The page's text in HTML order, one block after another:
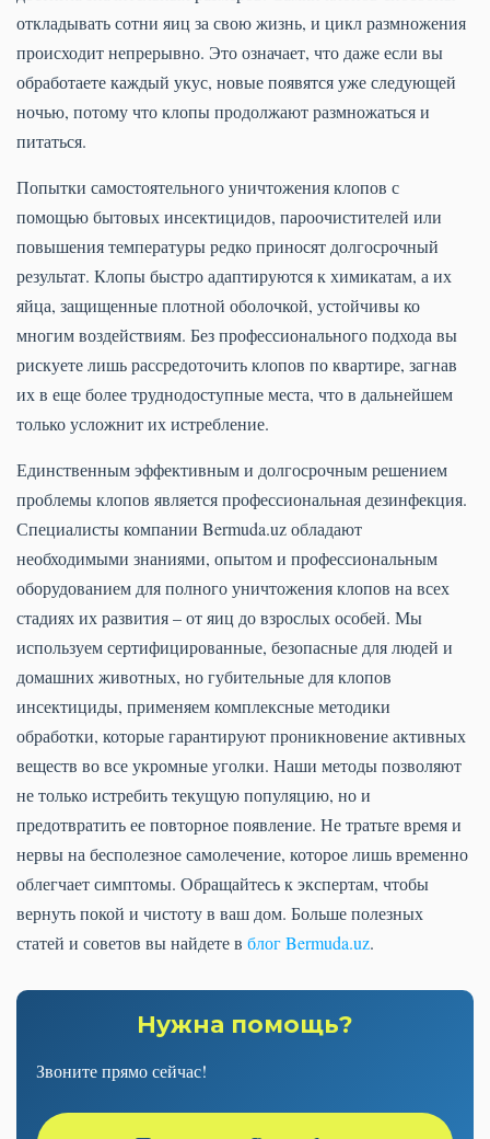
откладывать сотни яиц за свою жизнь, и цикл размножения
происходит непрерывно. Это означает, что даже если вы
обработаете каждый укус, новые появятся уже следующей
ночью, потому что клопы продолжают размножаться и
питаться.
Попытки самостоятельного уничтожения клопов с
помощью бытовых инсектицидов, пароочистителей или
повышения температуры редко приносят долгосрочный
результат. Клопы быстро адаптируются к химикатам, а их
яйца, защищенные плотной оболочкой, устойчивы ко
многим воздействиям. Без профессионального подхода вы
рискуете лишь рассредоточить клопов по квартире, загнав
их в еще более труднодоступные места, что в дальнейшем
только усложнит их истребление.
Единственным эффективным и долгосрочным решением
проблемы клопов является профессиональная дезинфекция.
Специалисты компании Bermuda.uz обладают
необходимыми знаниями, опытом и профессиональным
оборудованием для полного уничтожения клопов на всех
стадиях их развития – от яиц до взрослых особей. Мы
используем сертифицированные, безопасные для людей и
домашних животных, но губительные для клопов
инсектициды, применяем комплексные методики
обработки, которые гарантируют проникновение активных
веществ во все укромные уголки. Наши методы позволяют
не только истребить текущую популяцию, но и
предотвратить ее повторное появление. Не тратьте время и
нервы на бесполезное самолечение, которое лишь временно
облегчает симптомы. Обращайтесь к экспертам, чтобы
вернуть покой и чистоту в ваш дом. Больше полезных
статей и советов вы найдете в блог Bermuda.uz.
Нужна помощь?
Звоните прямо сейчас!